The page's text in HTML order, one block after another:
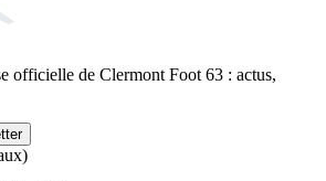
officielle de Clermont Foot 63 : actus,